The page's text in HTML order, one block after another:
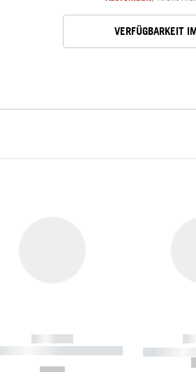
VERFÜGBARKEIT
------------
----------- ----------- ----
-----------